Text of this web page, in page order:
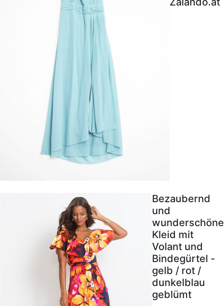
Bezaubernd
und
wunderschöne
Kleid mit
Volant und
Bindegürtel -
gelb / rot /
dunkelblau
geblümt